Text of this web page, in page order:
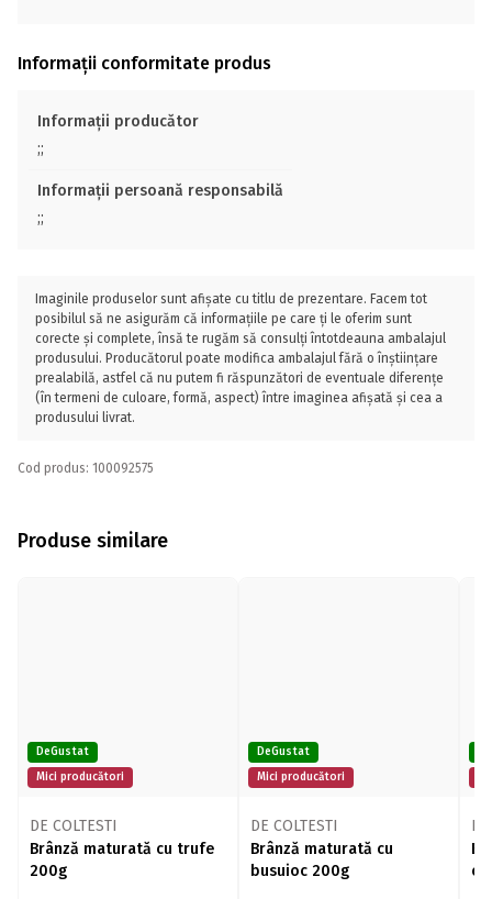
Informații conformitate produs
Informații producător
;;
Informații persoană responsabilă
;;
Imaginile produselor sunt afișate cu titlu de prezentare. Facem tot
posibilul să ne asigurăm că informațiile pe care ți le oferim sunt
corecte și complete, însă te rugăm să consulți întotdeauna ambalajul
produsului. Producătorul poate modifica ambalajul fără o înștiințare
prealabilă, astfel că nu putem fi răspunzători de eventuale diferențe
(în termeni de culoare, formă, aspect) între imaginea afișată și cea a
produsului livrat.
Cod produs: 100092575
Produse similare
DeGustat
Mici producători
DE COLTESTI
Brânză maturată cu trufe
200g
DeGustat
Mici producători
DE COLTESTI
Brânză maturată cu
busuioc 200g